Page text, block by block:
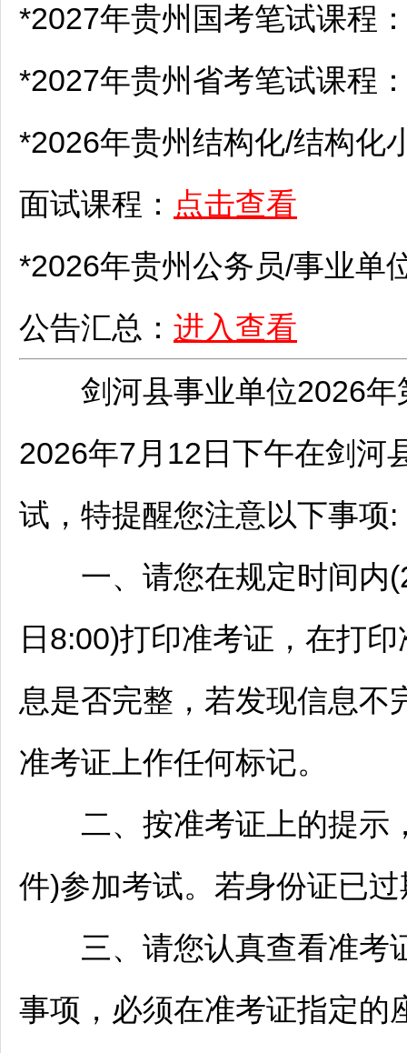
*2027年贵州国考笔试课程
*2027年贵州省考笔试课程
*2026年贵州结构化/结构化
面试课程： 点击查看
*2026年贵州公务员/事业单
公告汇总： 进入查看
剑河县事业单位2026年
2026年7月12日下午在剑河
试，特提醒您注意以下事项:
一、请您在规定时间内
日8:00)打印准考证，在打
息是否完整，若发现信息不
准考证上作任何标记。
二、按准考证上的提示
件)参加考试。若身份证已
三、请您认真查看准考
事项，必须在准考证指定